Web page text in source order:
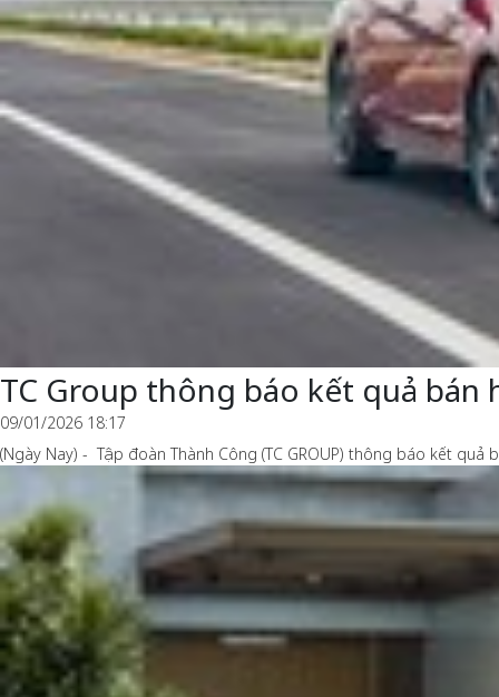
TC Group thông báo kết quả
09/01/2026 18:17
(Ngày Nay) - Tập đoàn Thành Công (TC GROUP) thông báo kết